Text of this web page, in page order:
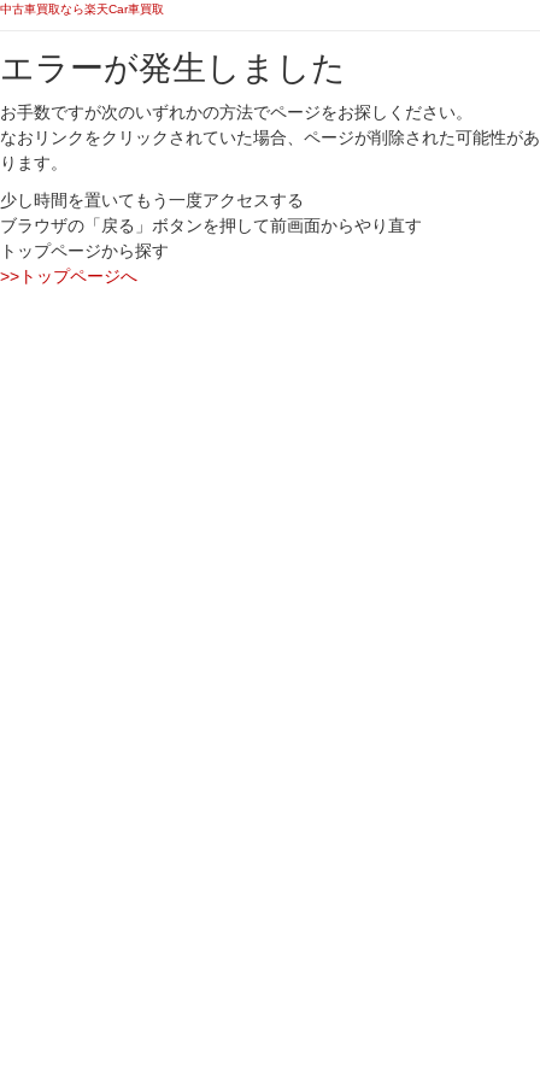
中古車買取なら楽天Car車買取
エラーが発生しました
お手数ですが次のいずれかの方法でページをお探しください。
なおリンクをクリックされていた場合、ページが削除された可能性があ
ります。
少し時間を置いてもう一度アクセスする
ブラウザの「戻る」ボタンを押して前画面からやり直す
トップページから探す
>>トップページへ